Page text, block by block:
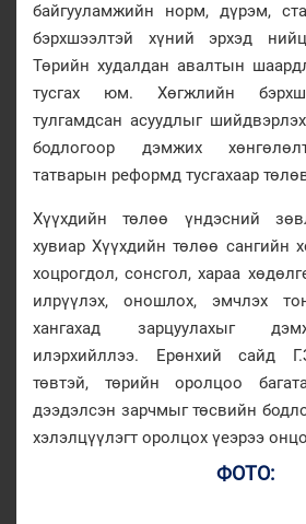
байгууламжийн норм, дүрэм,
бэрхшээлтэй хүний эрхэд
Төрийн худалдан авалтын
тусгах юм. Хөгжлийн
тулгамдсан асуудлыг
бодлогоор дэмжих
татварын реформд тусгахаар
Хүүхдийн төлөө үндэсний
хувиар Хүүхдийн төлөө сангийн
хоцрогдол, сонсгол, хараа
илрүүлэх, оношлох, эмчлэх
хангахад зарцуулахыг
илэрхийллээ. Ерөнхий сайд
төвтэй, төрийн оролцоо
дээдэлсэн зарчмыг төсвийн
хэлэлцүүлэгт оролцох үеэрээ
ФОТО: